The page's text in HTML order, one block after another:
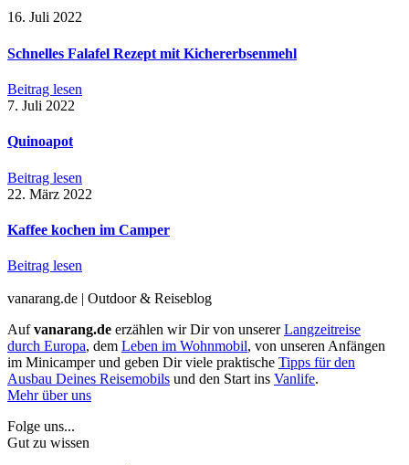
16. Juli 2022
Schnelles Falafel Rezept mit Kichererbsenmehl
Beitrag lesen
7. Juli 2022
Quinoapot
Beitrag lesen
22. März 2022
Kaffee kochen im Camper
Beitrag lesen
vanarang.de | Outdoor & Reiseblog
Aufvanarang.de erzählen wir Dir von unsererLangzeitreise
durch Europa, dem Leben im Wohnmobil, von unseren Anfängen
im Minicamper und geben Dir viele praktische Tipps für den
Ausbau Deines Reisemobils und den Start ins Vanlife.
Mehr über uns
Folge uns...
Gut zu wissen